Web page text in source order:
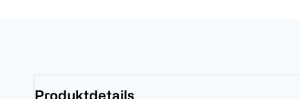
Produktdetails